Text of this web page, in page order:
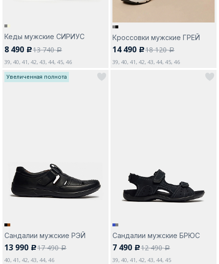
Кеды мужские СИРИУС
8 490 c13 740a
39, 40, 41, 42, 43, 44, 45, 46
Кроссовки мужские ГРЕЙ
14 490 c18 120a
39, 40, 41, 42, 43, 44, 45, 46
Увеличенная полнота
Сандалии мужские РЭЙ
13 990 c17 490a
40, 41, 42, 43, 44, 46
Сандалии мужские БРЮС
7 490 c12 490a
39, 40, 41, 42, 43, 44, 45